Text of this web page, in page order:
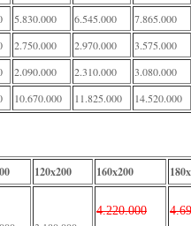
5.830.000 6.545.000 7.865.000
2.750.000 2.970.000 3.575.000
2.090.000 2.310.000 3.080.000
10.670.000 11.825.000 14.520.000
120x200 160x200
4.220.000